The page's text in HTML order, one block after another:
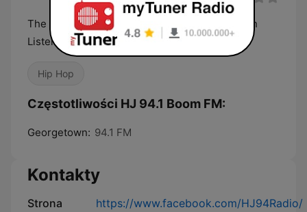
The Next Generation Radio for Next Generation
Listeners!
Hip Hop
Częstotliwości HJ 94.1 Boom FM:
Georgetown: 94.1 FM
Kontakty
Strona
https://www.facebook.com/HJ94Radio/